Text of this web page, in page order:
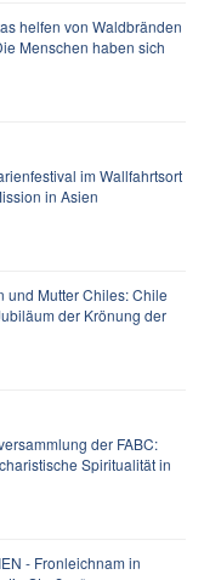
helfen von Waldbränden
Menschen haben sich
im Wallfahrtsort
in Asien
und Mutter Chiles: Chile
der Krönung der
der FABC:
Spiritualität in
- Fronleichnam in